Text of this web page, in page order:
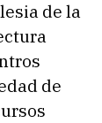
de la
de